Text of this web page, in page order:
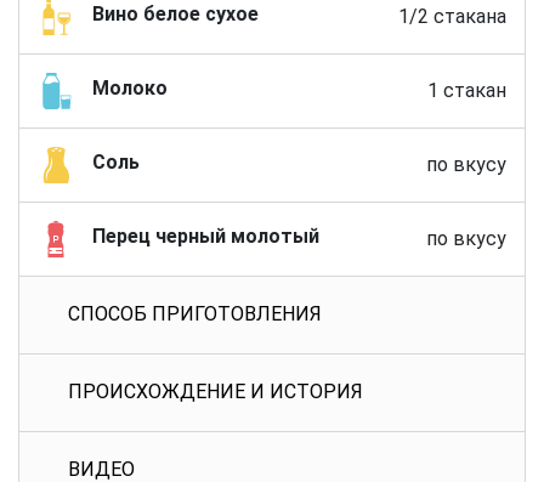
Вино белое сухое 1/2 стакана
Молоко 1 стакан
Соль по вкусу
Перец черный молотый по вкусу
СПОСОБ ПРИГОТОВЛЕНИЯ
ПРОИСХОЖДЕНИЕ И ИСТОРИЯ
ВИДЕО